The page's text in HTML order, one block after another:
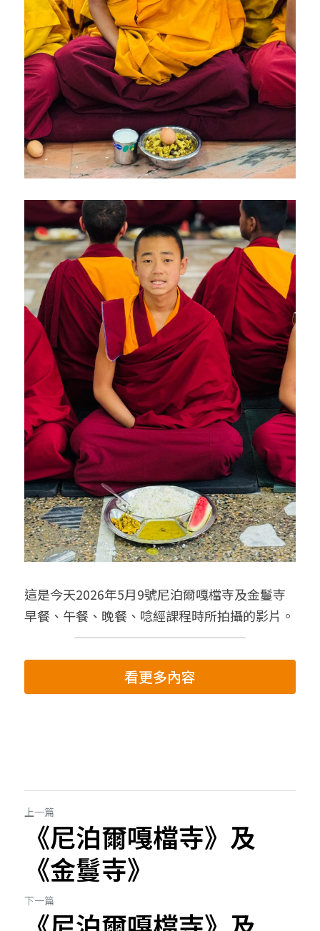
這是今天2026年5月9號尼泊爾嘎檔寺及金鬘寺
早餐、午餐、晚餐、唸經課程時所拍攝的影片。
看更多內容
上一篇
《尼泊爾嘎檔寺》及
《金鬘寺》
下一篇